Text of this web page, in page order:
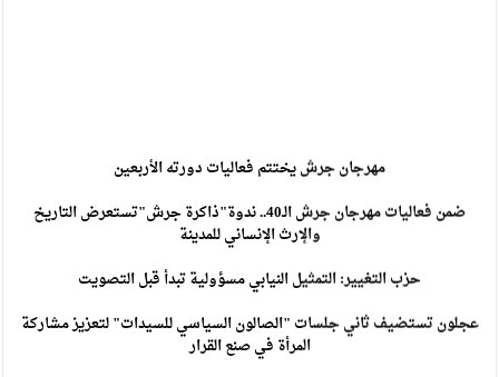
ضمن فعاليات مهرجان جرش الـ40.. ندوة"ذاكرة جرش"تستعرض التاريخ
حزب التغيير: التمثيل النيابي مسؤولية تبدأ قبل التصويت
عجلون تستضيف ثاني جلسات "الصالون السياسي للسيدات" لتعزيز مشاركة
زراعة جرش" تُقدم 1368 خدمة وتُوزع 260 ألف شتلة